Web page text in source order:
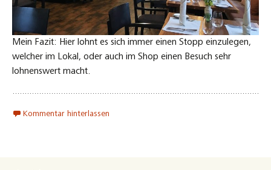
Mein Fazit: Hier lohnt es sich immer einen Stopp einzulegen,
welcher im Lokal, oder auch im Shop einen Besuch sehr
lohnenswert macht.
Kommentar hinterlassen